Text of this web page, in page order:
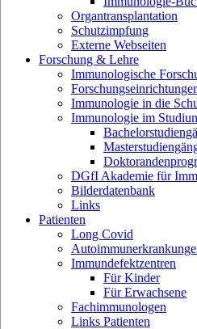
Organtransplantation
Schutzimpfung
Externe Webseiten
Forschung & Lehre
Immunologische
Immunologie in die
Immunologie im
DGfI Akademie für
Bilderdatenbank
Links
Patienten
Long Covid
Immundefektzentren
Für Kinder
Für Erwachsene
Fachimmunologen
Links Patienten